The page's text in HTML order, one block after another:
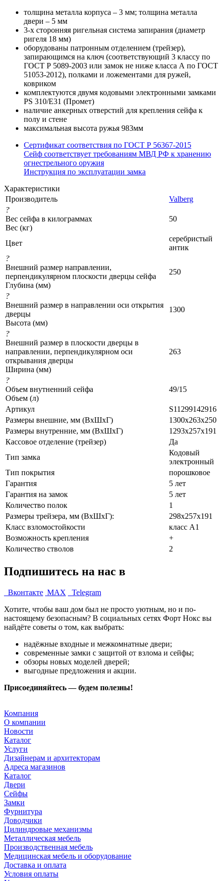
толщина металла корпуса – 3 мм; толщина металла
двери – 5 мм
3-х сторонняя ригельная система запирания (диаметр
ригеля 18 мм)
оборудованы патронным отделением (трейзер),
запирающимся на ключ (соответствующий 3 классу по
ГОСТ Р 5089-2003 или замок не ниже класса А по ГОСТ
51053-2012), полками и ложементами для ружей,
ковриком
комплектуются двумя кодовыми электронными замками
PS 310/E31 (Промет)
наличие анкерных отверстий для крепления сейфа к
полу и стене
максимальная высота ружья 983мм
Cертификат соответствия по ГОСТ Р 56367-2015
Cейф соответствует требованиям МВД РФ к хранению
огнестрельного оружия
Инструкция по эксплуатации замка
Характеристики
Производитель
Valberg
?
Вес сейфа в килограммах
Вес (кг)
50
Цвет
серебристый
антик
?
Внешний размер направлении,
перпендикулярном плоскости дверцы сейфа
Глубина (мм)
250
?
Внешний размер в направлении оси открытия
дверцы
Высота (мм)
1300
?
Внешний размер в плоскости дверцы в
направлении, перпендикулярном оси
открывания дверцы
Ширина (мм)
263
?
Объем внутненний сейфа
Объем (л)
49/15
Артикул
S11299142916
Размеры внешние, мм (ВхШхГ)
1300x263x250
Размеры внутренние, мм (ВхШхГ)
1293x257x191
Кассовое отделение (трейзер)
Да
Тип замка
Кодовый
электронный
Тип покрытия
порошковое
Гарантия
5 лет
Гарантия на замок
5 лет
Количество полок
1
Размеры трейзера, мм (ВхШхГ):
298х257х191
Класс взломостойкости
класс А1
Возможность крепления
+
Количество стволов
2
Подпишитесь на нас в
Вконтакте MAX
Telegram
Хотите, чтобы ваш дом был не просто уютным, но и по-
настоящему безопасным? В социальных сетях Форт Нокс вы
найдёте советы о том, как выбрать:
надёжные входные и межкомнатные двери;
современные замки с защитой от взлома и сейфы;
обзоры новых моделей дверей;
выгодные предложения и акции.
Присоединяйтесь — будем полезны!
Компания
О компании
Новости
Каталог
Услуги
Дизайнерам и архитекторам
Адреса магазинов
Каталог
Двери
Сейфы
Замки
Фурнитура
Доводчики
Цилиндровые механизмы
Металлическая мебель
Производственная мебель
Медицинская мебель и оборудование
Доставка и оплата
Условия оплаты